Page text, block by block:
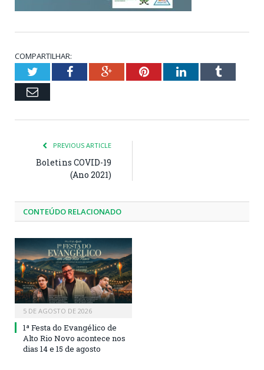
COMPARTILHAR:
TwitterFacebookGoogle+PinterestLinkedInTumblr
Email
PREVIOUS ARTICLE
Boletins COVID-19
(Ano 2021)
CONTEÚDO RELACIONADO
5 DE AGOSTO DE 2026
1ª Festa do Evangélico de
Alto Rio Novo acontece nos
dias 14 e 15 de agosto